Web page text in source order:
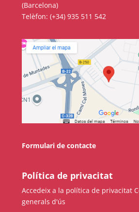
(Barcelona)
Telèfon: (+34) 935 511 542
Formulari de contacte
Política de privacitat
Accedeix a la política de privacitat
generals d'ús
COL·LABORA
Fes voluntariat
Fes un donatiu
Treballa amb nosaltres